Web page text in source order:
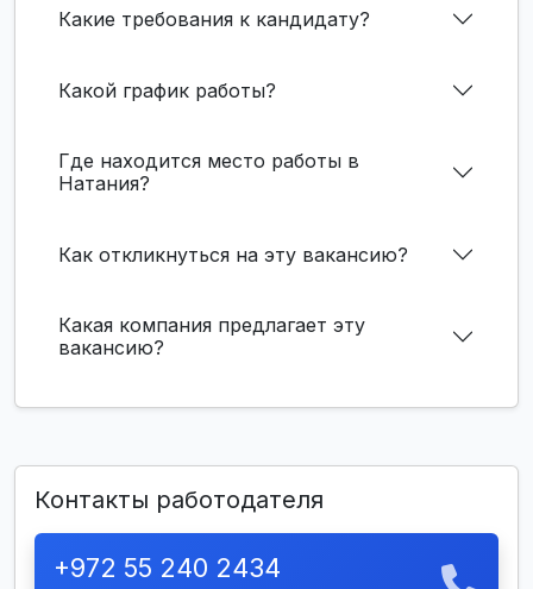
Какие требования к кандидату?
Какой график работы?
Где находится место работы в
Натания?
Как откликнуться на эту вакансию?
Какая компания предлагает эту
вакансию?
Контакты работодателя
+972 55 240 2434